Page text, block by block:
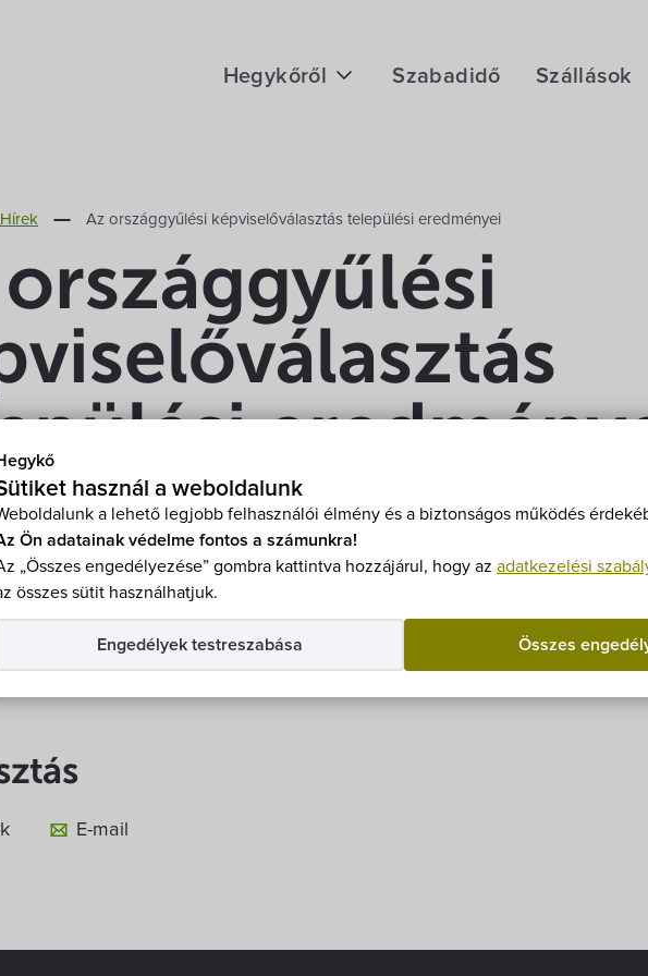
használ a weboldalunk
a lehető legjobb felhasználói élmény és a biztonságos működés
Ön adatainak védelme fontos a számunkra!
„Összes engedélyezése” gombra kattintva hozzájárul, hogy az adatkezelési
összes sütit használhatjuk.
Összes
Engedélyek testreszabása
Hegykőről
Földrajzi adottság
Éghajlat
Hegykő történelme
Szabadidő Szállások
Hírek Az országgyűlési képviselőválasztás települési eredményei
16.
egyetlen szavazókörében 74,4%-os részvételi aránnyal zajlott le
A települési szintű eredményeket az alábbiakban ismerheti meg:
eredmények,
eredmények.
E-mail